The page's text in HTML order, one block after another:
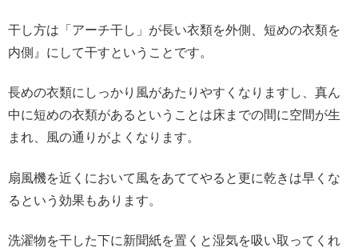
干し方は「アーチ干し」が長い衣類を外側、短めの衣類を
内側』にして干すということです。
長めの衣類にしっかり風があたりやすくなりますし、真ん
中に短めの衣類があるということは床までの間に空間が生
まれ、風の通りがよくなります。
扇風機を近くにおいて風をあててやると更に乾きは早くな
るという効果もあります。
洗濯物を干した下に新聞紙を置くと湿気を吸い取ってくれ